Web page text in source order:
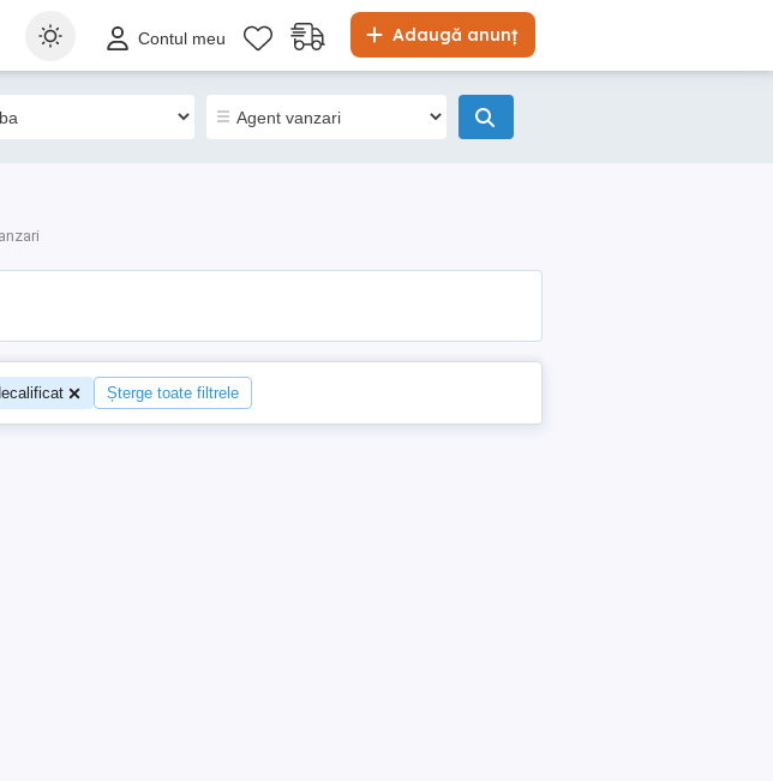
Adaugă anunț
Contul meu
Șterge toate filtrele